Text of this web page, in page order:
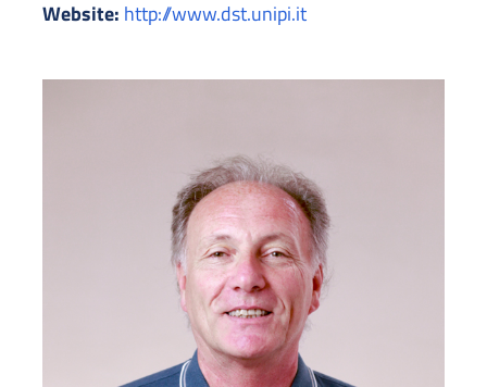
Website: http://www.dst.unipi.it